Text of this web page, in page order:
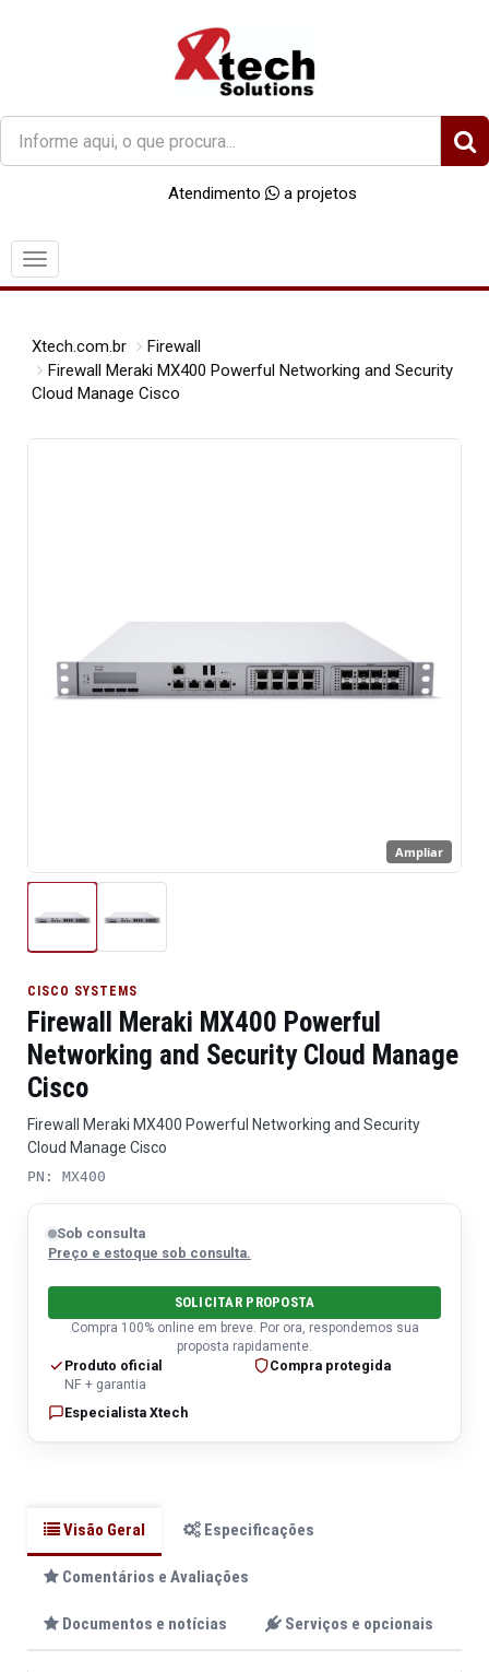
O
que
você
Atendimento a projetos
Menu
Xtech.com.br
Firewall
Firewall Meraki MX400 Powerful Networking and Security
Cloud Manage Cisco
Ampliar
CISCO SYSTEMS
Firewall Meraki MX400 Powerful
Networking and Security Cloud Manage
Cisco
Firewall Meraki MX400 Powerful Networking and Security
Cloud Manage Cisco
PN: MX400
Sob consulta
Preço e estoque sob consulta.
SOLICITAR PROPOSTA
Compra 100% online em breve. Por ora, respondemos sua
proposta rapidamente.
Produto oficial
NF + garantia
Compra protegida
Especialista Xtech
Visão Geral Especificações
Comentários e Avaliações
Documentos e notícias Serviços e opcionais